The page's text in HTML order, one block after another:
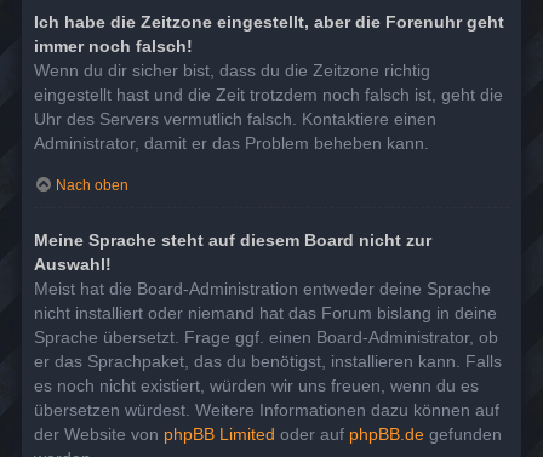
Ich habe die Zeitzone eingestellt, aber die Forenuhr geht
immer noch falsch!
Wenn du dir sicher bist, dass du die Zeitzone richtig
eingestellt hast und die Zeit trotzdem noch falsch ist, geht die
Uhr des Servers vermutlich falsch. Kontaktiere einen
Administrator, damit er das Problem beheben kann.
Nach oben
Meine Sprache steht auf diesem Board nicht zur
Auswahl!
Meist hat die Board-Administration entweder deine Sprache
nicht installiert oder niemand hat das Forum bislang in deine
Sprache übersetzt. Frage ggf. einen Board-Administrator, ob
er das Sprachpaket, das du benötigst, installieren kann. Falls
es noch nicht existiert, würden wir uns freuen, wenn du es
übersetzen würdest. Weitere Informationen dazu können auf
der Website von phpBB Limited oder auf phpBB.de gefunden